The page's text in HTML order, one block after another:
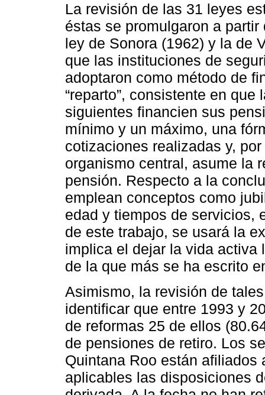
La revisión de las 31 leyes
éstas se promulgaron a
ley de Sonora (1962) y la de
que las instituciones de
adoptaron como método de
“reparto”, consistente en
siguientes financien sus
mínimo y un máximo, una
cotizaciones realizadas y,
organismo central, asume la
pensión. Respecto a la
emplean conceptos como
edad y tiempos de servicios,
de este trabajo, se usará la
implica el dejar la vida activa
de la que más se ha escrito
Asimismo, la revisión de
identificar que entre 1993 y
de reformas 25 de ellos
de pensiones de retiro. Los
Quintana Roo están
aplicables las disposiciones